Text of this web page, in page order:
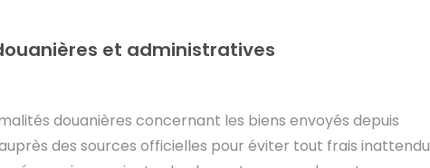
et administratives
douanières concernant les biens envoyés depuis
des sources officielles pour éviter tout frais inattendu